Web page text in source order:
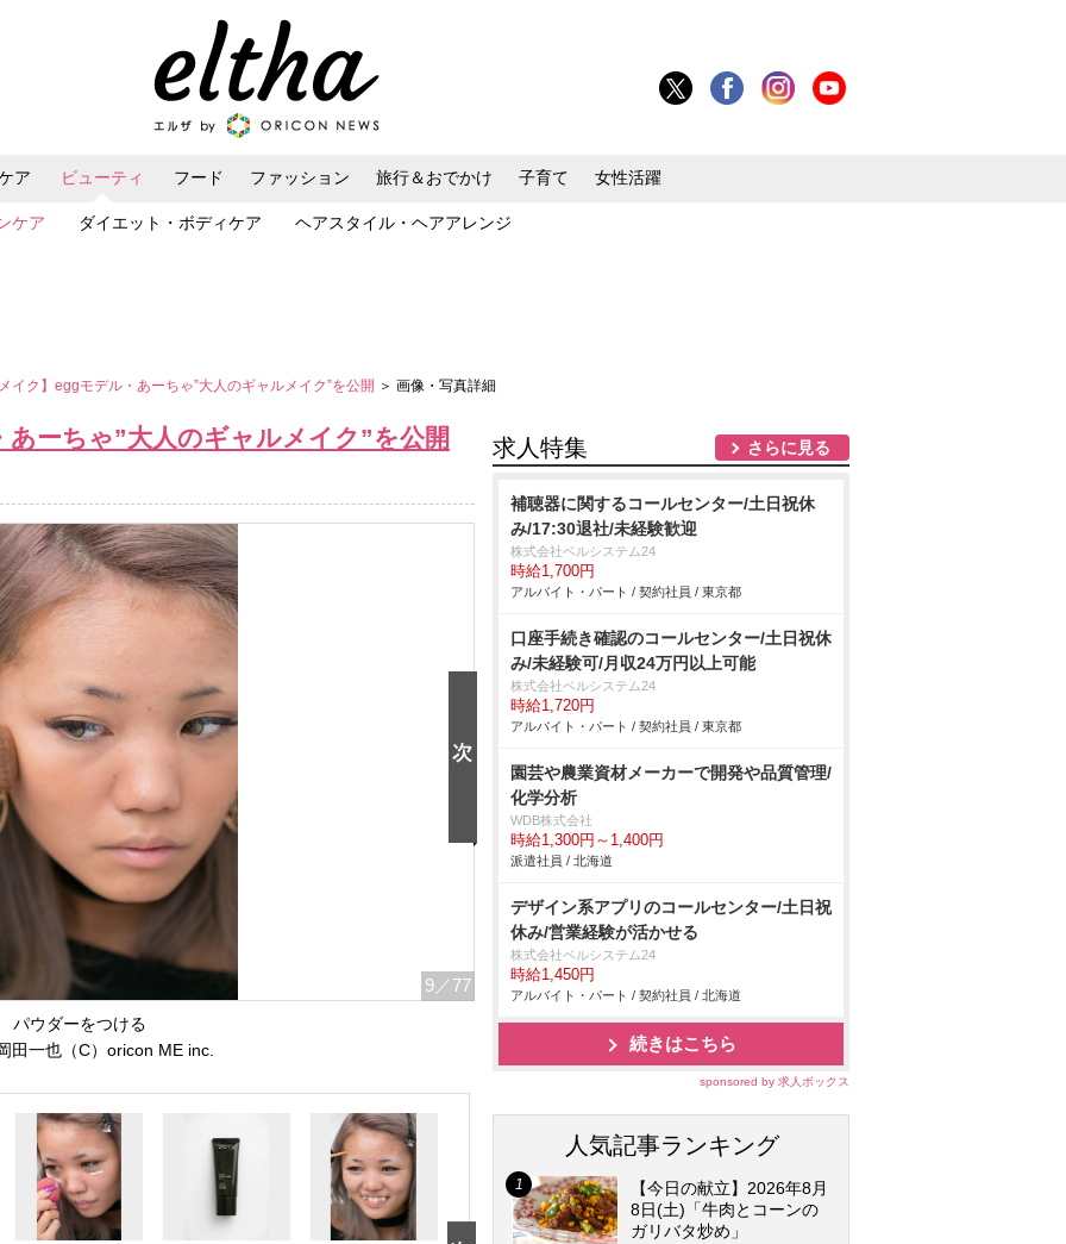
ア ビューティ
ケア ダイエット・ボディケア ヘアスタイル・ヘアアレンジ
フード ファッション 旅行＆おでかけ 子育て 女性活躍
イク】eggモデル・あーちゃ”大人のギャルメイク”を公開 ＞ 画像・写真詳細
ーちゃ”大人のギャルメイク”を公開
9 ／77
パウダーをつける
田一也（C）oricon ME inc.
求人特集 さらに見る
補聴器に関するコールセンター/土日祝休
み/17:30退社/未経験歓迎
株式会社ベルシステム24
時給1,700円
アルバイト・パート / 契約社員 / 東京都
口座手続き確認のコールセンター/土日祝休
み/未経験可/月収24万円以上可能
株式会社ベルシステム24
時給1,720円
アルバイト・パート / 契約社員 / 東京都
園芸や農業資材メーカーで開発や品質管理/
化学分析
WDB株式会社
時給1,300円～1,400円
派遣社員 / 北海道
デザイン系アプリのコールセンター/土日祝
休み/営業経験が活かせる
株式会社ベルシステム24
時給1,450円
アルバイト・パート / 契約社員 / 北海道
続きはこちら
sponsored by 求人ボックス
人気記事ランキング
【今日の献立】2026年8月
8日(土)「牛肉とコーンの
ガリバタ炒め」